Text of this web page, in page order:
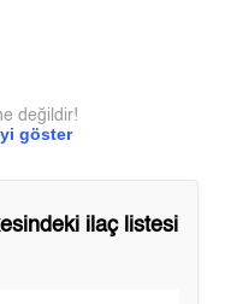
göster
değildir!
ilaç listesi